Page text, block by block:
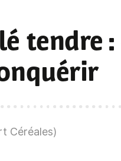
tendre
Céréales)